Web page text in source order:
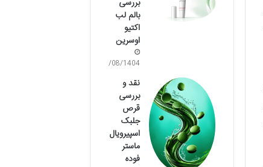
بررسی
بالم لب
اکتیو
اوسرین
13/08/1404
نقد و
بررسی
قرص
جلبک
اسپیرویال
ماستر
فوده